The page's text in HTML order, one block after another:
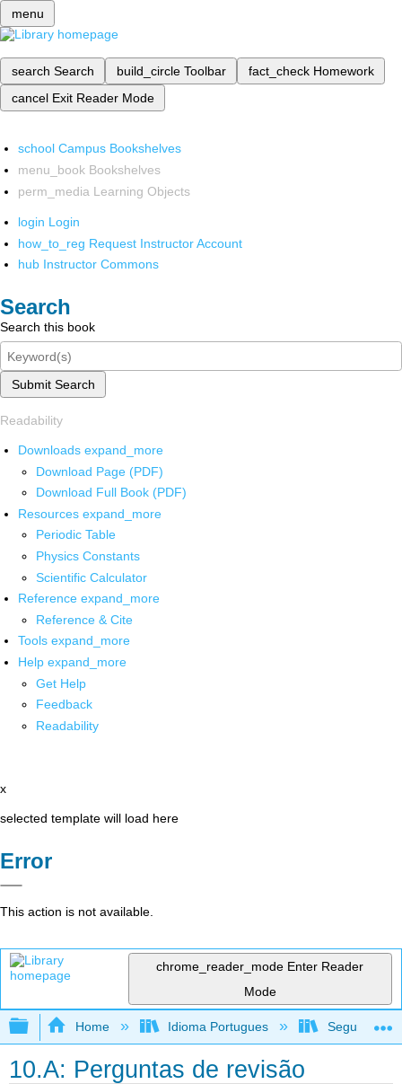
menu
search Search build_circle Toolbar fact_check Homework
cancel Exit Reader Mode
school Campus Bookshelves
menu_book Bookshelves
perm_media Learning Objects
login Login
how_to_reg Request Instructor Account
hub Instructor Commons
Search
Search this book
Submit Search
Readability
Downloads expand_more
Download Page (PDF)
Download Full Book (PDF)
Resources expand_more
Periodic Table
Physics Constants
Scientific Calculator
Reference expand_more
Reference & Cite
Tools expand_more
Help expand_more
Get Help
Feedback
Readability
x
selected template will load here
Error
This action is not available.
chrome_reader_mode Enter Reader
Mode
Expand/collapse global hierarchy
Home Idioma Portugues Segurança
10.A: Perguntas de revisão